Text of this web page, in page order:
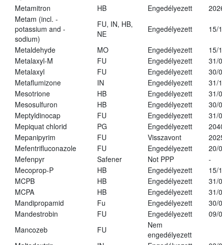
Metamitron HB Engedélyezett
Metam (incl. -
potassium and -
sodium)
FU, IN, HB,
NE
Engedélyezett 15/
Metaldehyde MO Engedélyezett
15/
Metalaxyl-M
FU Engedélyezett
31/
Metalaxyl
FU Engedélyezett
30/
Metaflumizone
IN Engedélyezett
31/
Mesotrione
HB Engedélyezett
31/
Mesosulfuron
HB Engedélyezett
30/
Meptyldinocap
FU Engedélyezett
31/
Mepiquat chlorid
PG Engedélyezett
Mepanipyrim
FU Visszavont
Mefentrifluconazole
FU Engedélyezett
20/
Mefenpyr
Safener Not PPP
-
Mecoprop-P
HB Engedélyezett
15/
MCPB
HB Engedélyezett
31/
MCPA
HB Engedélyezett
31/
Mandipropamid
Fu Engedélyezett
30/
Mandestrobin
FU Engedélyezett
09/
Mancozeb
FU
Nem
engedélyezett